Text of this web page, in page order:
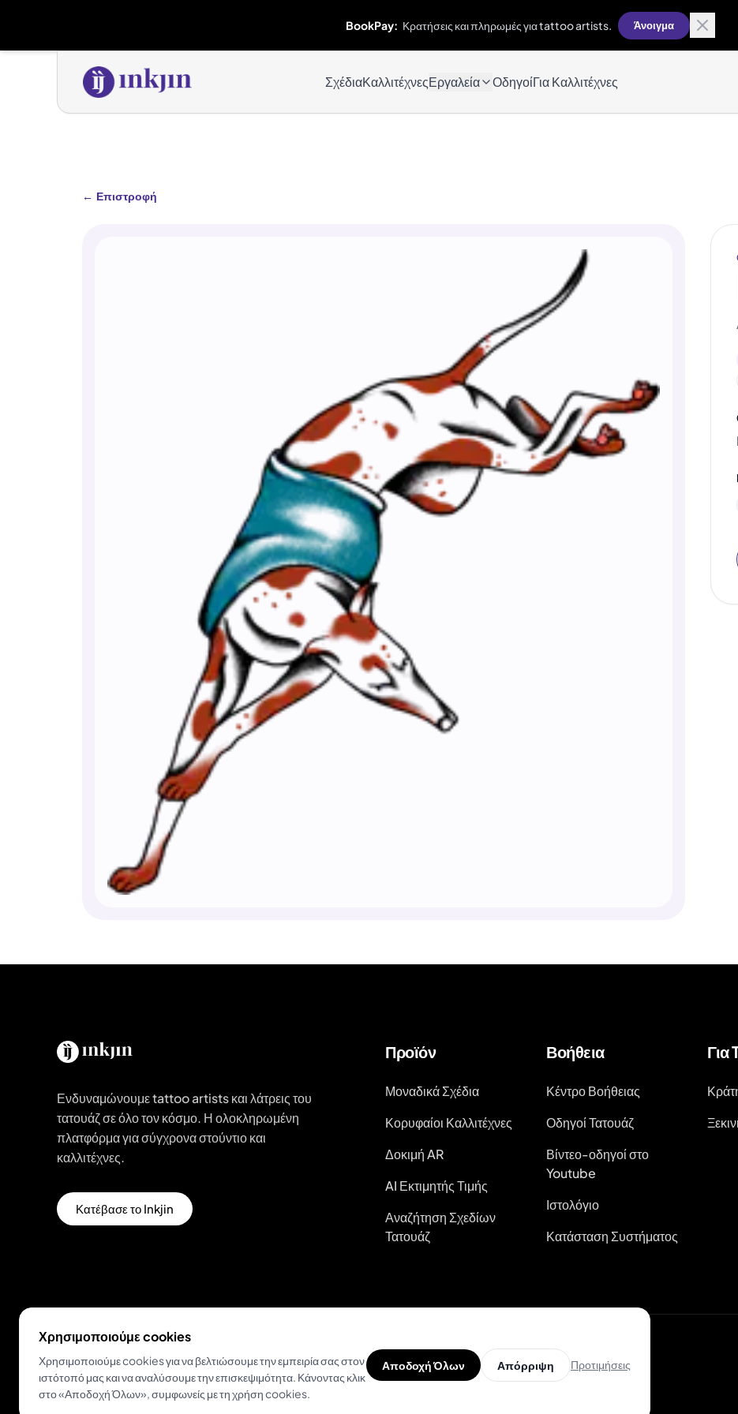
BookPay: Κρατήσεις και πληρωμές για tattoo artists. Άνοιγμα
ΣχέδιαΚαλλιτέχνεςΕργαλεία ΟδηγοίΓια Καλλιτέχνες
← Επιστροφή
Ενδυναμώνουμε tattoo artists και λάτρεις του
τατουάζ σε όλο τον κόσμο. Η ολοκληρωμένη
πλατφόρμα για σύγχρονα στούντιο και
καλλιτέχνες.
Κατέβασε το Inkjin
Προϊόν
Μοναδικά Σχέδια
Κορυφαίοι Καλλιτέχνες
Δοκιμή AR
AI Εκτιμητής Τιμής
Αναζήτηση Σχεδίων
Τατουάζ
Βοήθεια
Κέντρο Βοήθειας
Οδηγοί Τατουάζ
Βίντεο-οδηγοί στο
Youtube
Ιστολόγιο
Κατάσταση Συστήματος
Για
© 2026 InkjinΠολιτική Απορρήτου
Χρησιμοποιούμε cookies
Χρησιμοποιούμε cookies για να βελτιώσουμε την εμπειρία σας στον
ιστότοπό μας και να αναλύσουμε την επισκεψιμότητα. Κάνοντας κλικ
στο «Αποδοχή Όλων», συμφωνείς με τη χρήση cookies.
Αποδοχή Όλων Απόρριψη Προτιμήσεις